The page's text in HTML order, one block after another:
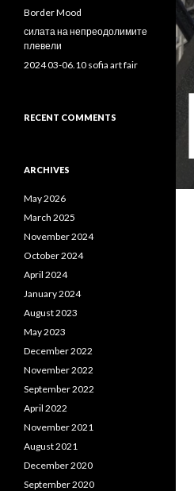
Border Mood
силата на непреодолимите
плевели
2024 03-06.10 sofia art fair
RECENT COMMENTS
ARCHIVES
May 2026
March 2025
November 2024
October 2024
April 2024
January 2024
August 2023
May 2023
December 2022
November 2022
September 2022
April 2022
November 2021
August 2021
December 2020
September 2020